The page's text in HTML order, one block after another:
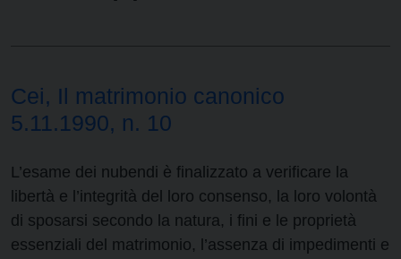
Cei, Il matrimonio canonico
5.11.1990, n. 10
L’esame dei nubendi è finalizzato a verificare la
libertà e l’integrità del loro consenso, la loro volontà
di sposarsi secondo la natura, i fini e le proprietà
essenziali del matrimonio, l’assenza di impedimenti e